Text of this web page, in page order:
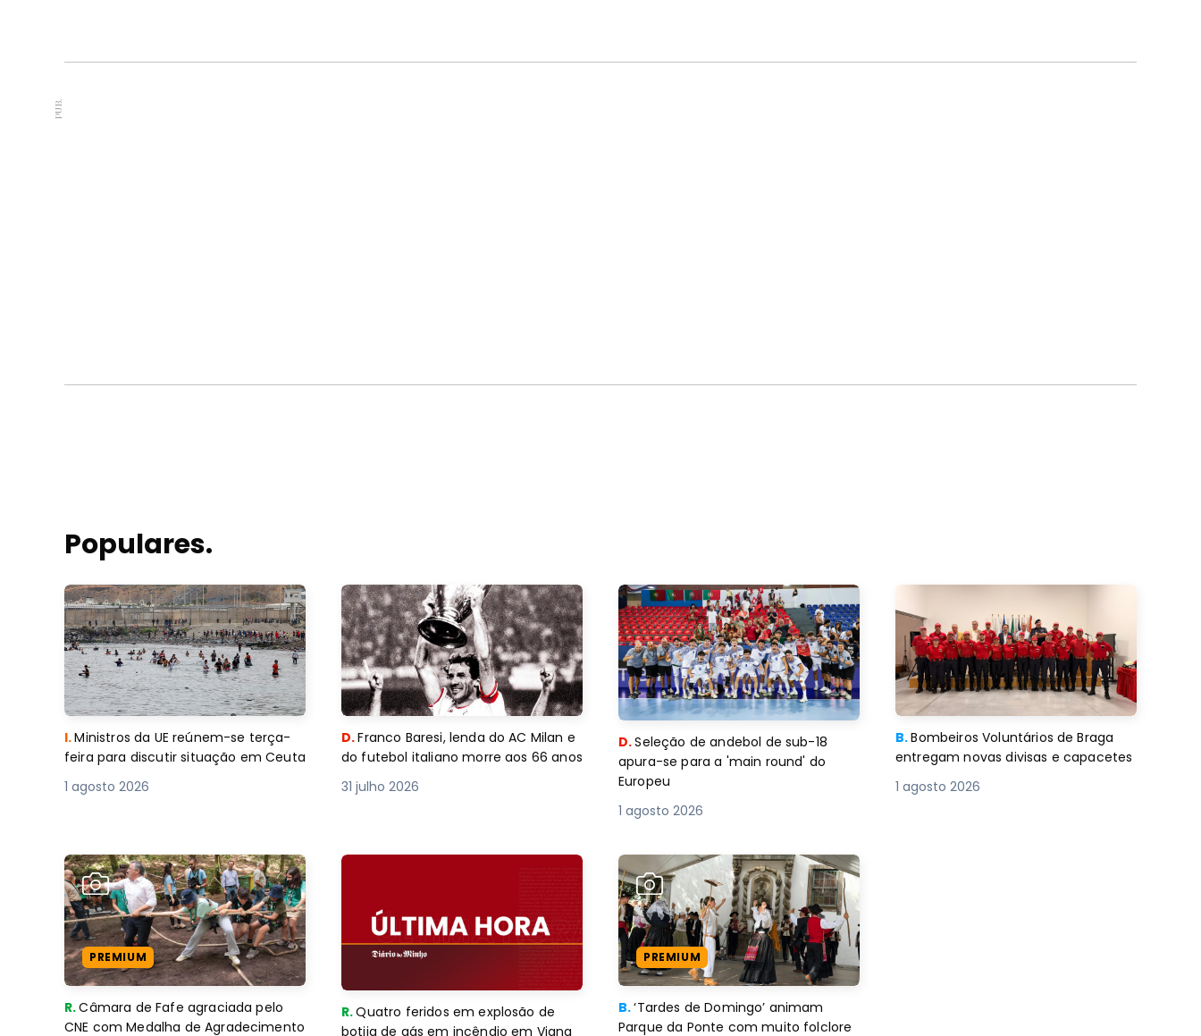
PUB.
Populares.
I.Ministros da UE reúnem-se terça-
feira para discutir situação em Ceuta
1 agosto 2026
D.Franco Baresi, lenda do AC Milan e
do futebol italiano morre aos 66 anos
31 julho 2026
D.Seleção de andebol de sub-18
apura-se para a 'main round' do
Europeu
1 agosto 2026
B.Bombeiros Voluntários de Braga
entregam novas divisas e capacetes
1 agosto 2026
PREMIUM
R.Câmara de Fafe agraciada pelo
CNE com Medalha de Agradecimento
R.Quatro feridos em explosão de
botija de gás em incêndio em Viana
PREMIUM
B.‘Tardes de Domingo’ animam
Parque da Ponte com muito folclore